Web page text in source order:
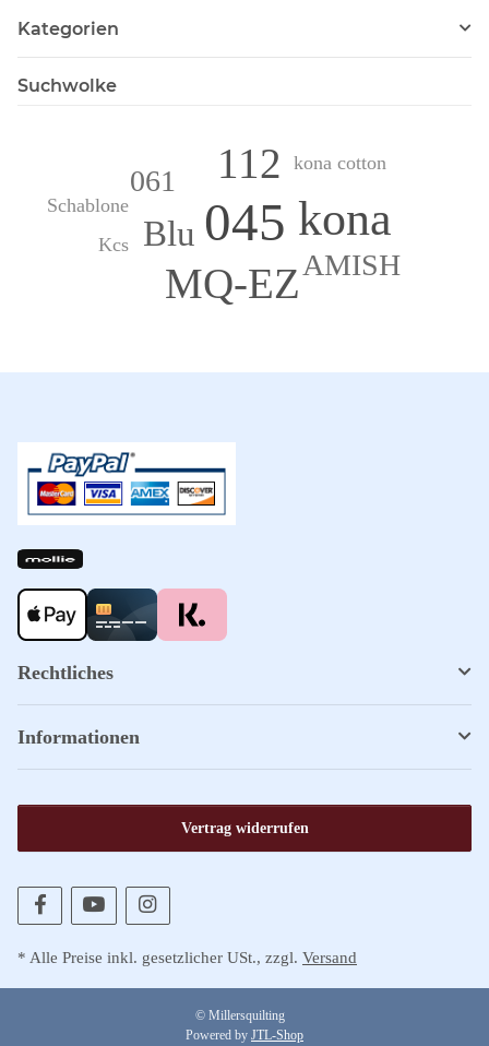
Kategorien
Suchwolke
045 kona
MQ-EZ
112
Blu
AMISH
061
Kcs
Schablone
kona cotton
Rechtliches
Informationen
Vertrag widerrufen
* Alle Preise inkl. gesetzlicher USt., zzgl. Versand
© Millersquilting
Powered by JTL-Shop